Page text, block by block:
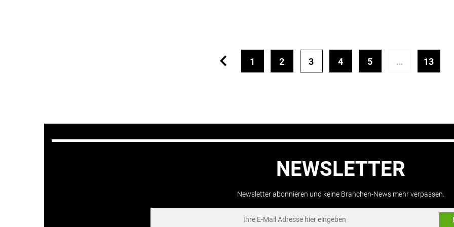
1 2 3 4 5 … 13
NEWSLETTER
Newsletter abonnieren und keine Branchen-News mehr verpassen.